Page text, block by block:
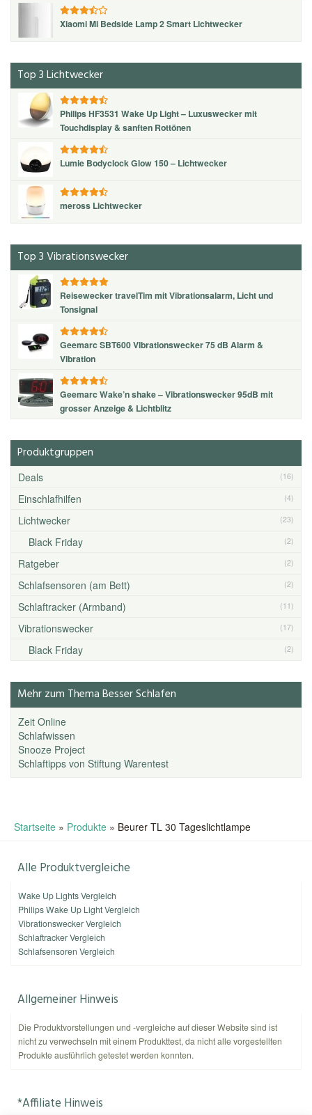
Xiaomi Mi Bedside Lamp 2 Smart Lichtwecker
Top 3 Lichtwecker
Philips HF3531 Wake Up Light – Luxuswecker mit
Touchdisplay & sanften Rottönen
Lumie Bodyclock Glow 150 – Lichtwecker
meross Lichtwecker
Top 3 Vibrationswecker
Reisewecker travelTim mit Vibrationsalarm, Licht und
Tonsignal
Geemarc SBT600 Vibrationswecker 75 dB Alarm &
Vibration
Geemarc Wake’n shake – Vibrationswecker 95dB mit
grosser Anzeige & Lichtblitz
Produktgruppen
Deals (16)
Einschlafhilfen (4)
Lichtwecker (23)
Black Friday (2)
Ratgeber (2)
Schlafsensoren (am Bett) (2)
Schlaftracker (Armband) (11)
Vibrationswecker (17)
Black Friday (2)
Mehr zum Thema Besser Schlafen
Zeit Online
Schlafwissen
Snooze Project
Schlaftipps von Stiftung Warentest
Startseite» Produkte» Beurer TL 30 Tageslichtlampe
Alle Produktvergleiche
Wake Up Lights Vergleich
Philips Wake Up Light Vergleich
Vibrationswecker Vergleich
Schlaftracker Vergleich
Schlafsensoren Vergleich
Allgemeiner Hinweis
Die Produktvorstellungen und -vergleiche auf dieser Website sind ist
nicht zu verwechseln mit einem Produkttest, da nicht alle vorgestellten
Produkte ausführlich getestet werden konnten.
*Affiliate Hinweis